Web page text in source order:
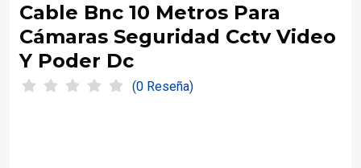
Cable Bnc 10 Metros Para
Cámaras Seguridad Cctv Video
Y Poder Dc
(0 Reseña)